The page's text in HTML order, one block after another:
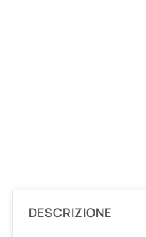
DESCRIZIONE